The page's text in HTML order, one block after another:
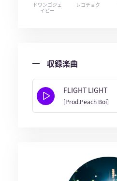
ドワンゴジェ
イピー
レコチョク
収録楽曲
FLIGHT LIGHT
[Prod.Peach Boi]